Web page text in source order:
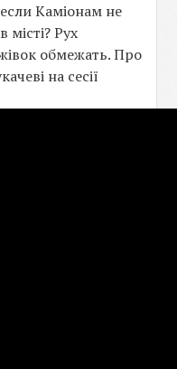
Каміонам не
місті? Рух
обмежать. Про
на сесії